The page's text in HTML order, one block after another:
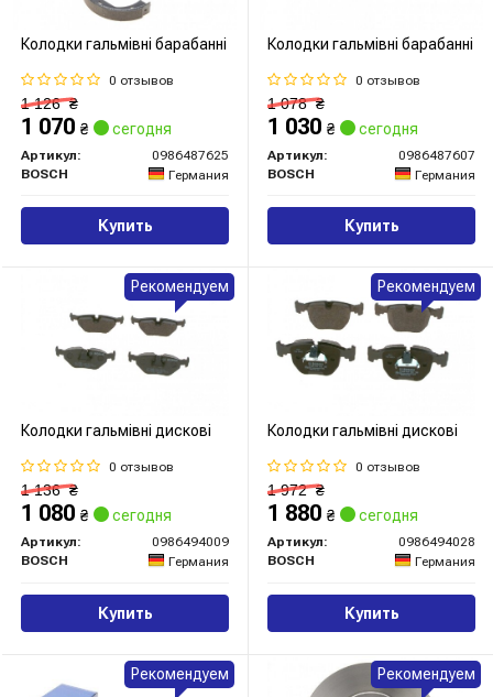
Колодки гальмівні барабанні
0 отзывов
1 126₴
1 070 ₴ сегодня
Артикул:
0986487625
BOSCH
Германия
Купить
Колодки гальмівні барабанні
0 отзывов
1 078₴
1 030 ₴ сегодня
Артикул:
0986487607
BOSCH
Германия
Купить
Колодки гальмівні дискові
0 отзывов
1 136₴
1 080 ₴ сегодня
Артикул:
0986494009
BOSCH
Германия
Купить
Рекомендуем
Колодки гальмівні дискові
0 отзывов
1 972₴
1 880 ₴ сегодня
Артикул:
0986494028
BOSCH
Германия
Купить
Рекомендуем
Рекомендуем Рекомендуем